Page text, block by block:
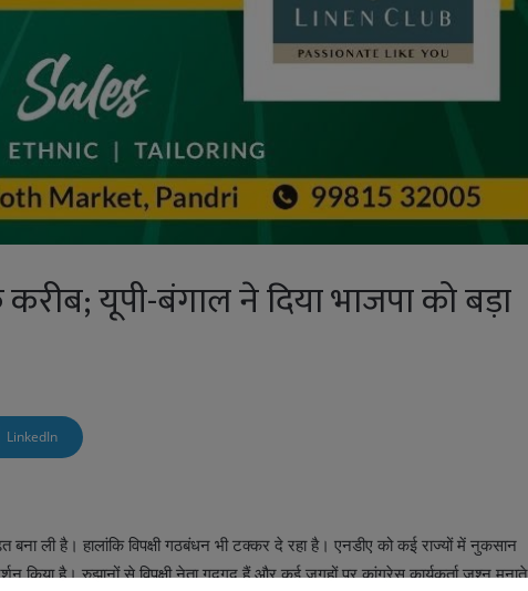
यूपी-बंगाल ने दिया भाजपा को बड़ा
LinkedIn
ली है। हालांकि विपक्षी गठबंधन भी टक्कर दे रहा है। एनडीए को कई राज्यों में नुकसान
किया है। रुझानों से विपक्षी नेता गदगद हैं और कई जगहों पर कांग्रेस कार्यकर्ता जश्न मनाते